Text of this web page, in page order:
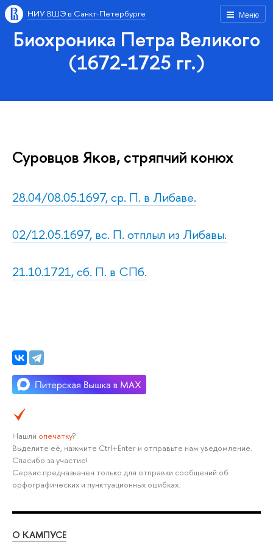
Меню
НИУ ВШЭ в Санкт-Петербурге
Биохроника Петра Великого
(1672-1725 гг.)
Суровцов Яков, стряпчий конюх
28.04/08.05.1697, ср. П. в Либаве.
02/12.05.1697, вс. П. отплыл из Либавы.
21.10.1721, сб. П. в СПб.
Нашли опечатку?
Выделите её, нажмите Ctrl+Enter и отправьте нам уведомление.
Спасибо за участие!
Сервис предназначен только для отправки сообщений об
орфографических и пунктуационных ошибках.
О КАМПУСЕ